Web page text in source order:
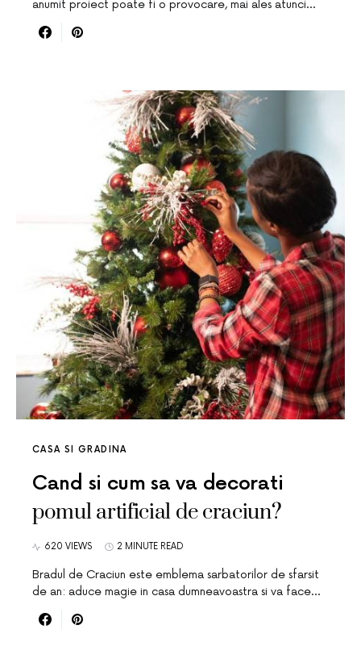
anumit proiect poate fi o provocare, mai ales atunci…
CASA SI GRADINA
Cand si cum sa va decorati
pomul artificial de craciun?
620 VIEWS 2 MINUTE READ
Bradul de Craciun este emblema sarbatorilor de sfarsit
de an: aduce magie in casa dumneavoastra si va face…